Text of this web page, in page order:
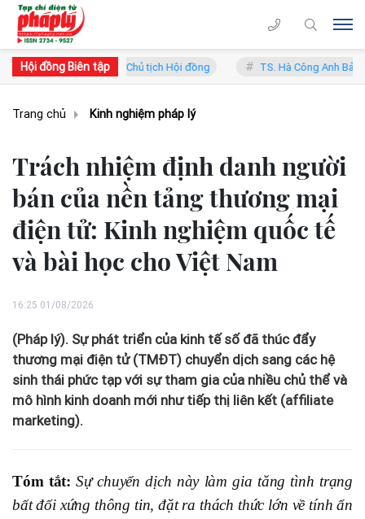
Hội đồng Biên tập
Trung Lý - Phó Chủ tịch Hội đồng TS. Hà Công Anh Bảo - Phó
Trang chủ Kinh nghiệm pháp lý
Trách nhiệm định danh người
bán của nền tảng thương mại
điện tử: Kinh nghiệm quốc tế
và bài học cho Việt Nam
16:25 01/08/2026
(Pháp lý). Sự phát triển của kinh tế số đã thúc đẩy
thương mại điện tử (TMĐT) chuyển dịch sang các hệ
sinh thái phức tạp với sự tham gia của nhiều chủ thể và
mô hình kinh doanh mới như tiếp thị liên kết (affiliate
marketing).
Tóm tắt: Sự chuyển dịch này làm gia tăng tình trạng
bất đối xứng thông tin, đặt ra thách thức lớn về tính ẩn